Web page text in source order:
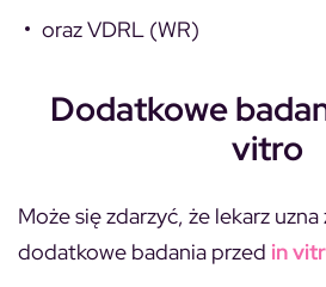
oraz VDRL (WR)
Dodatkowe
vitro
Może się zdarzyć, że lekarz
dodatkowe badania przed in